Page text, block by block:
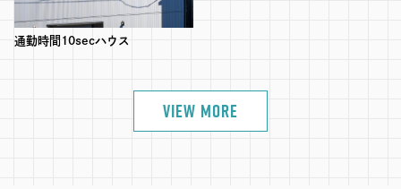
通勤時間10secハウス
VIEW MORE